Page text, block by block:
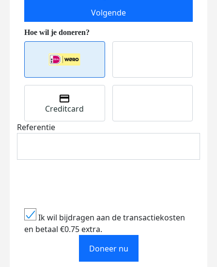
Volgende
Creditcard
Referentie
Ik wil bijdragen aan de transactiekosten
en betaal €0.75 extra.
Doneer nu